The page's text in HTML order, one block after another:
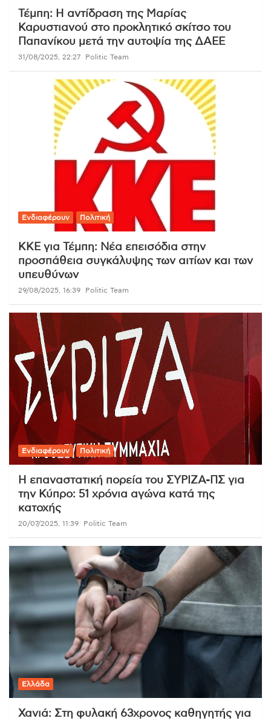
Τέμπη: Η αντίδραση της Μαρίας
Καρυστιανού στο προκλητικό σκίτσο του
Παπανίκου μετά την αυτοψία της ΔΑΕΕ
31/08/2025, 22:27 Politic Team
Ενδιαφέρουν Πολιτική
ΚΚΕ για Τέμπη: Νέα επεισόδια στην
προσπάθεια συγκάλυψης των αιτίων και των
υπευθύνων
29/08/2025, 16:39 Politic Team
Ενδιαφέρουν Πολιτική
Η επαναστατική πορεία του ΣΥΡΙΖΑ-ΠΣ για
την Κύπρο: 51 χρόνια αγώνα κατά της
κατοχής
20/07/2025, 11:39 Politic Team
Ελλάδα
Χανιά: Στη φυλακή 63χρονος καθηγητής για